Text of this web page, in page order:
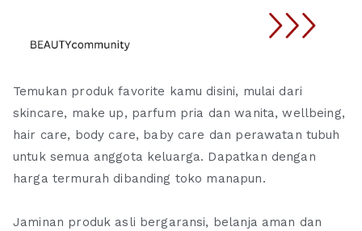
Temukan produk favorite kamu disini, mulai dari
skincare, make up, parfum pria dan wanita, wellbeing,
hair care, body care, baby care dan perawatan tubuh
untuk semua anggota keluarga. Dapatkan dengan
harga termurah dibanding toko manapun.
Jaminan produk asli bergaransi, belanja aman dan